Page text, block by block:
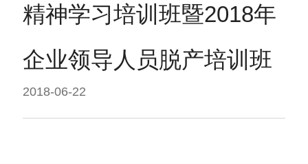
精神学习培训班暨2018年
企业领导人员脱产培训班
2018-06-22